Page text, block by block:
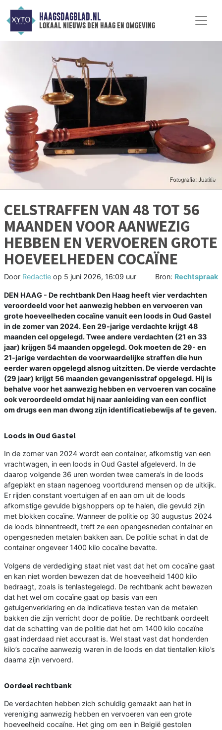
HAAGSDAGBLAD.NL
lokaal nieuws den haag en omgeving
CELSTRAFFEN VAN 48 TOT 56
MAANDEN VOOR AANWEZIG
HEBBEN EN VERVOEREN GROTE
HOEVEELHEDEN COCAÏNE
Door Redactie op 5 juni 2026, 16:09 uur Bron: Rechtspraak
DEN HAAG - De rechtbank Den Haag heeft vier verdachten
veroordeeld voor het aanwezig hebben en vervoeren van
grote hoeveelheden cocaïne vanuit een loods in Oud Gastel
in de zomer van 2024. Een 29-jarige verdachte krijgt 48
maanden cel opgelegd. Twee andere verdachten (21 en 33
jaar) krijgen 54 maanden opgelegd. Ook moeten de 29- en
21-jarige verdachten de voorwaardelijke straffen die hun
eerder waren opgelegd alsnog uitzitten. De vierde verdachte
(29 jaar) krijgt 56 maanden gevangenisstraf opgelegd. Hij is
behalve voor het aanwezig hebben en vervoeren van cocaïne
ook veroordeeld omdat hij naar aanleiding van een conflict
om drugs een man dwong zijn identificatiebewijs af te geven.
Loods in Oud Gastel
In de zomer van 2024 wordt een container, afkomstig van een
vrachtwagen, in een loods in Oud Gastel afgeleverd. In de
daarop volgende 36 uren worden twee camera’s in de loods
afgeplakt en staan nagenoeg voortdurend mensen op de uitkijk.
Er rijden constant voertuigen af en aan om uit de loods
afkomstige gevulde bigshoppers op te halen, die gevuld zijn
met blokken cocaïne. Wanneer de politie op 30 augustus 2024
de loods binnentreedt, treft ze een opengesneden container en
opengesneden metalen bakken aan. De politie schat in dat de
container ongeveer 1400 kilo cocaïne bevatte.
Volgens de verdediging staat niet vast dat het om cocaïne gaat
en kan niet worden bewezen dat de hoeveelheid 1400 kilo
bedraagt, zoals is tenlastegelegd. De rechtbank acht bewezen
dat het wel om cocaïne gaat op basis van een
getuigenverklaring en de indicatieve testen van de metalen
bakken die zijn verricht door de politie. De rechtbank oordeelt
dat de schatting van de politie dat het om 1400 kilo cocaïne
gaat inderdaad niet accuraat is. Wel staat vast dat honderden
kilo’s cocaïne aanwezig waren in de loods en dat tientallen kilo’s
daarna zijn vervoerd.
Oordeel rechtbank
De verdachten hebben zich schuldig gemaakt aan het in
vereniging aanwezig hebben en vervoeren van een grote
hoeveelheid cocaïne. Het ging om een in België gestolen